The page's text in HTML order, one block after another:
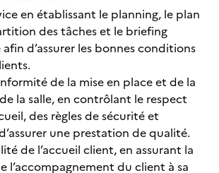
en établissant le planning, le plan
des tâches et le briefing
afin d’assurer les bonnes conditions
de la mise en place et de la
la salle, en contrôlant le respect
des règles de sécurité et
une prestation de qualité.
de l’accueil client, en assurant la
l’accompagnement du client à sa